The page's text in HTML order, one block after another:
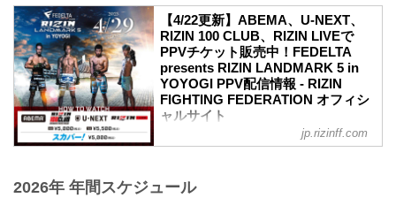
RIZIN LANDMARK 5 in YOYOGIのアウト
レット席と演出変更による増席でSRS席
の販売が決定いたしました。
販売開始：3月26日（日）10:00〜
SRS席 ※増席
アウトレットS席
アウトレットA席
【3/2更新】開催日変更のお知らせ
RIZIN LANDMARK 5 in YOYOGIの開催日
変更前：4月30日（日）
【4/22更新】ABEMA、U-NEXT、
RIZIN 100 CLUB、RIZIN LIVEで
PPVチケット販売中！FEDELTA
presents RIZIN LANDMARK 5 in
YOYOGI PPV配信情報 - RIZIN
FIGHTING FEDERATION オフィシ
ャルサイト
ート！
jp.rizinff.com
2026年 年間スケジュール